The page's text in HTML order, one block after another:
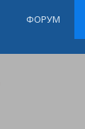
ФОРУМ